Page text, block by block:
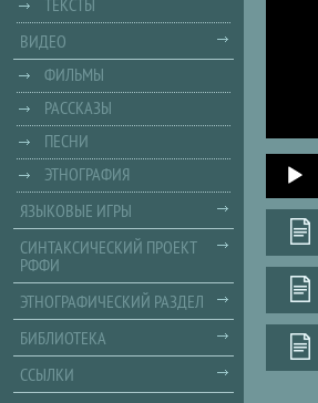
Audio
Player
ТЕКСТЫ
ВИДЕО
ФИЛЬМЫ
РАССКАЗЫ
ПЕСНИ
ЭТНОГРАФИЯ
ЯЗЫКОВЫЕ ИГРЫ
СИНТАКСИЧЕСКИЙ ПРОЕКТ
РФФИ
ЭТНОГРАФИЧЕСКИЙ РАЗДЕЛ
БИБЛИОТЕКА
ССЫЛКИ